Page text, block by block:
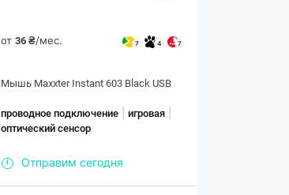
от36 ₴/мес. 7 4 7
Мышь Maxxter Instant 603 Black USB
проводное подключение |игровая
оптический сенсор
Отправим сегодня